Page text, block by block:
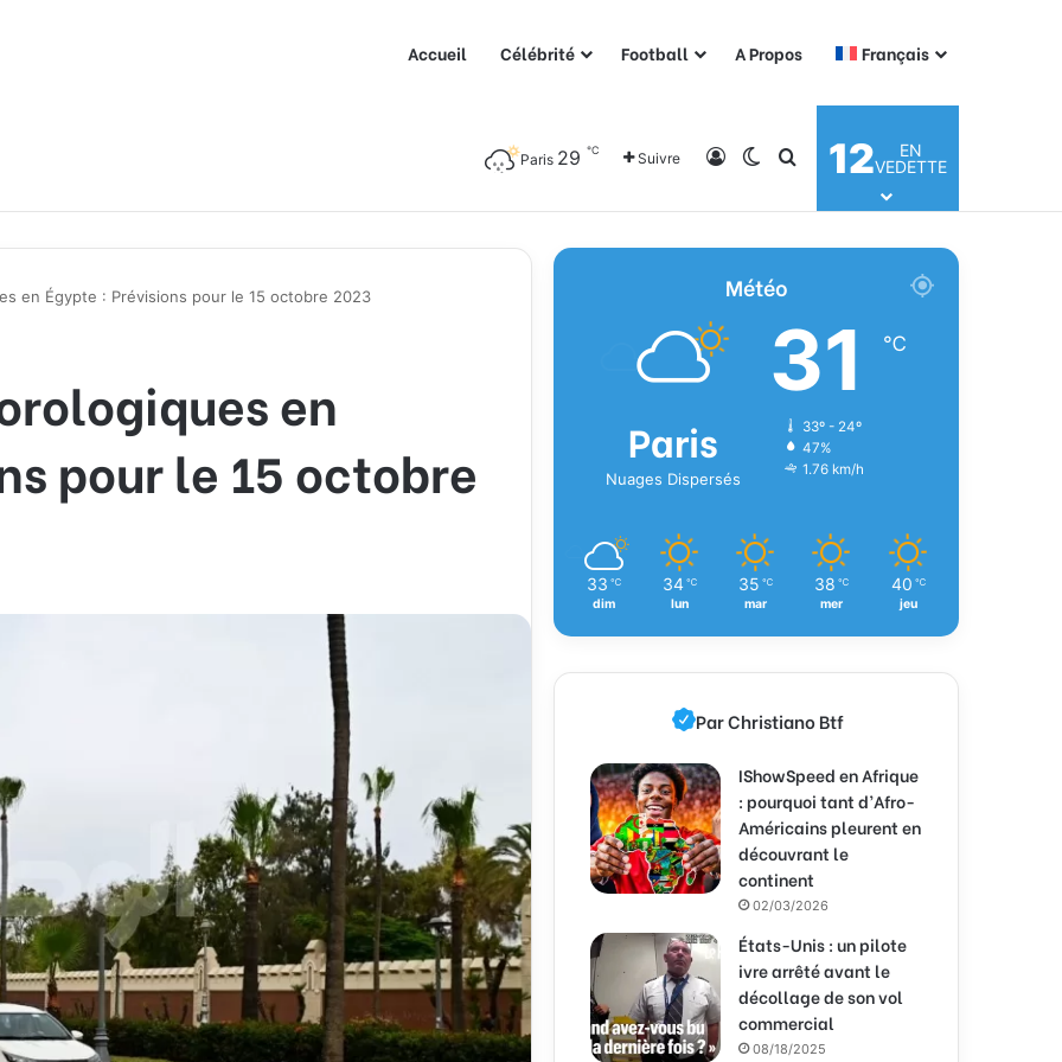
Accueil Célébrité Football A Propos Français
Paris 29 ℃ Suivre ConnexionSwitch skin
Rechercher
12
EN
VEDETTE
en Égypte : Prévisions pour le 15 octobre 2023
en
pour le 15 octobre
Météo
Paris
Nuages Dispersés
31 ℃
33º - 24º
47%
1.76 km/h
33 ℃
dim
34 ℃
lun
35 ℃
mar
38 ℃
mer
40 ℃
jeu
Par Christiano Btf
IShowSpeed en Afrique
: pourquoi tant d’Afro-
Américains pleurent en
découvrant le
continent
02/03/2026
États-Unis : un pilote
ivre arrêté avant le
décollage de son vol
commercial
08/18/2025